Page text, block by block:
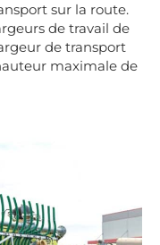
sur la route.
de travail de
de transport
maximale de